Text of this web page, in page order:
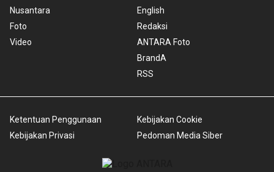
Nusantara
Foto
Video
English
Redaksi
ANTARA Foto
BrandA
RSS
Ketentuan Penggunaan
Kebijakan Privasi
Kebijakan Cookie
Pedoman Media Siber